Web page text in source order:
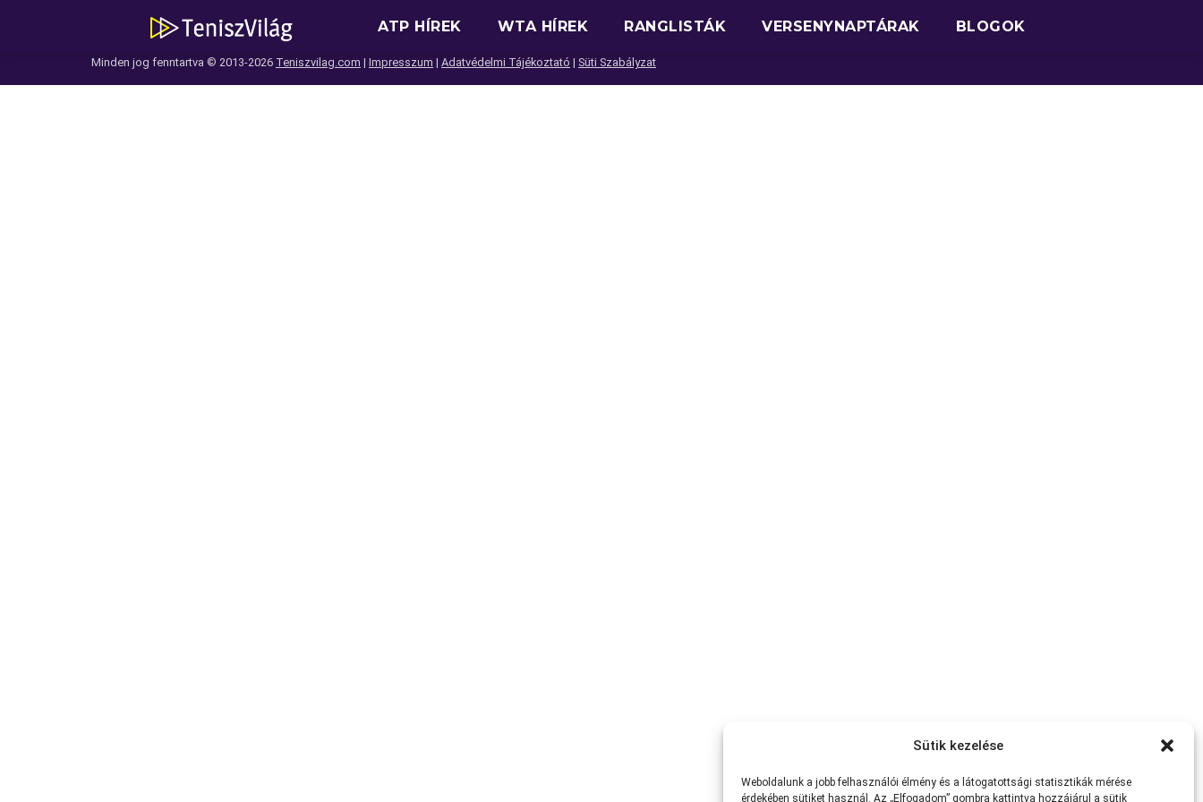
Sütik kezelése
Weboldalunk a jobb felhasználói élmény és a látogatottsági statisztikák mérése
érdekében sütiket használ. Az „Elfogadom” gombra kattintva hozzájárul a sütik
ATP HÍREK WTA HÍREK RANGLISTÁK VERSENYNAPTÁRAK BLOGOK
Minden jog fenntartva © 2013-2026 Teniszvilag.com | Impresszum | Adatvédelmi Tájékoztató | Süti Szabályzat